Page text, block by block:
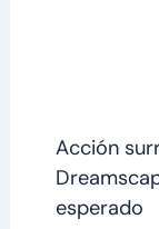
Acción
esperado